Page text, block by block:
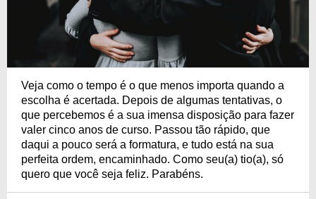
Veja como o tempo é o que menos importa quando a
escolha é acertada. Depois de algumas tentativas, o
que percebemos é a sua imensa disposição para fazer
valer cinco anos de curso. Passou tão rápido, que
daqui a pouco será a formatura, e tudo está na sua
perfeita ordem, encaminhado. Como seu(a) tio(a), só
quero que você seja feliz. Parabéns.